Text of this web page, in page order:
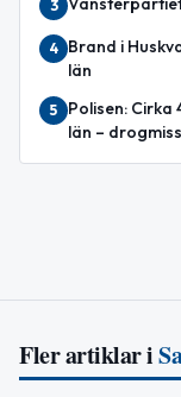
3
4
Brand i
län
5
Polisen:
län –
Fler artiklar i